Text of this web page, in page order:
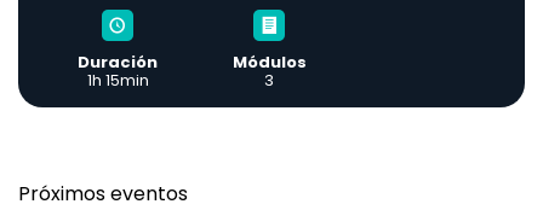
Duración
1h 15min
Módulos
3
Próximos eventos